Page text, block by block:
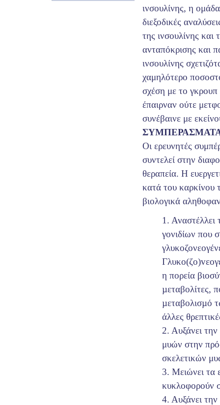
ινσουλίνης, η
διεξοδικές
της ινσουλίνης
ανταπόκρισης και
ινσουλίνης
χαμηλότερο
σχέση με το
έπαιρναν ούτε
συνέβαινε με
Οι ερευνητές
συντελεί στην
θεραπεία. Η
κατά του καρκίνου
βιολογικά
1.
γονιδίων που
η πoρεία
µεταβoλίτες,
µεταβoλισµό
άλλες
2. Αυξάνει
μυών στην
σκελετικών
3. Μειώνει τα
κυκλοφορούν
4. Αυξάνει την